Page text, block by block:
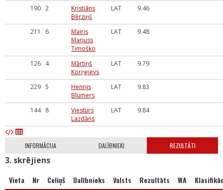
190 2
Kristiāns
Bērziņš
LAT 9.46
211 6
Mairis
Mariuss
Timoško
LAT 9.48
126 4
Mārtiņš
Korņejevs
LAT 9.79
229 5
Henrijs
Blumers
LAT 9.83
144 8
Viesturs
Lazdāns
LAT 9.84
INFORMĀCIJA DALĪBNIEKI REZULTĀTI
3. skrējiens
Vieta Nr Celiņš Dalībnieks Valsts Rezultāts WA